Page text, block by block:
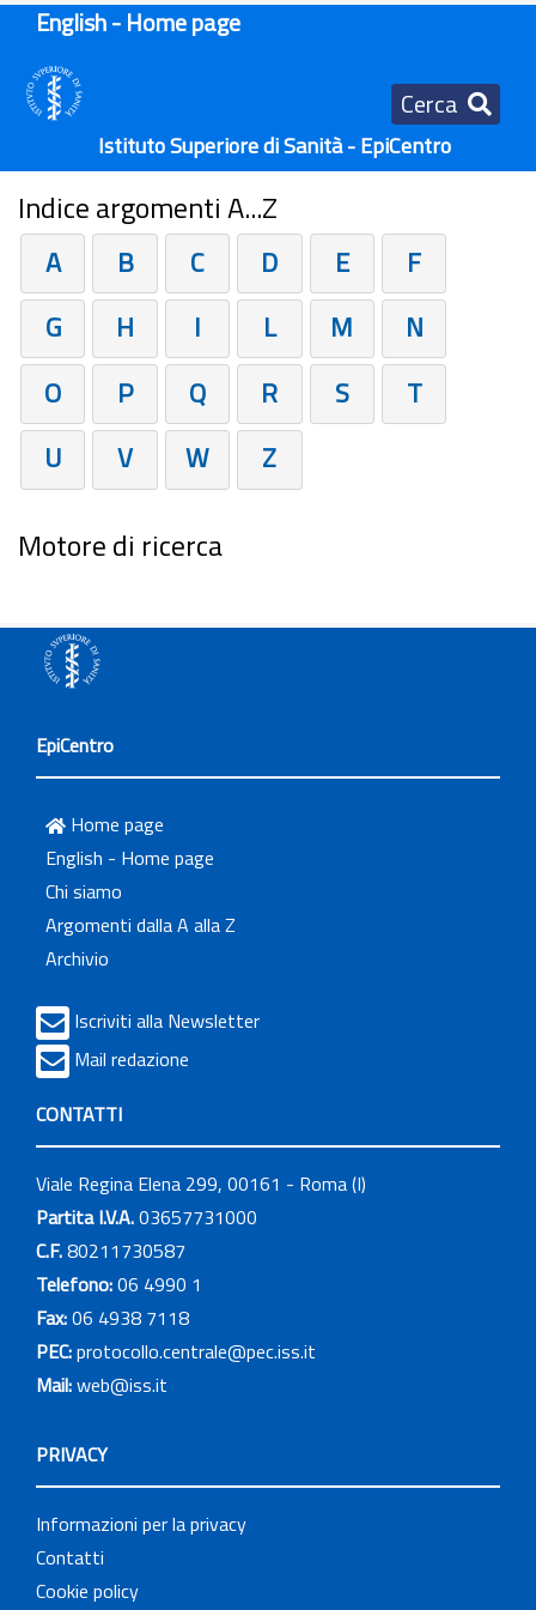
English - Home page
Cerca
Istituto Superiore di Sanità - EpiCentro
Indice argomenti A...Z
A B C D E
F
G
H I L M
N
O
P Q R S
T
U
V W Z
Motore di ricerca
EpiCentro
Home page
English - Home page
Chi siamo
Argomenti dalla A alla Z
Archivio
Iscriviti alla Newsletter
Mail redazione
CONTATTI
Viale Regina Elena 299, 00161 - Roma (I)
Partita I.V.A.03657731000
C.F.80211730587
Telefono:06 4990 1
Fax:06 4938 7118
PEC:protocollo.centrale@pec.iss.it
Mail:web@iss.it
PRIVACY
Informazioni per la privacy
Contatti
Cookie policy